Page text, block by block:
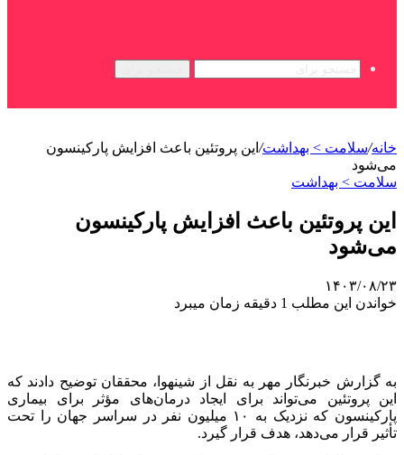
خانه/سلامت > بهداشت/ این پروتئین باعث افزایش پارکینسون
می‌شود
سلامت > بهداشت
این پروتئین باعث افزایش پارکینسون
می‌شود
۱۴۰۳/۰۸/۲۳
خواندن این مطلب 1 دقیقه زمان میبرد
به گزارش خبرنگار مهر به نقل از شینهوا ، محققان توضیح دادند که
این پروتئین می‌تواند برای ایجاد درمان‌های مؤثر برای بیماری
پارکینسون که نزدیک به ۱۰ میلیون نفر در سراسر جهان را تحت
تأثیر قرار می‌دهد، هدف قرار گیرد.